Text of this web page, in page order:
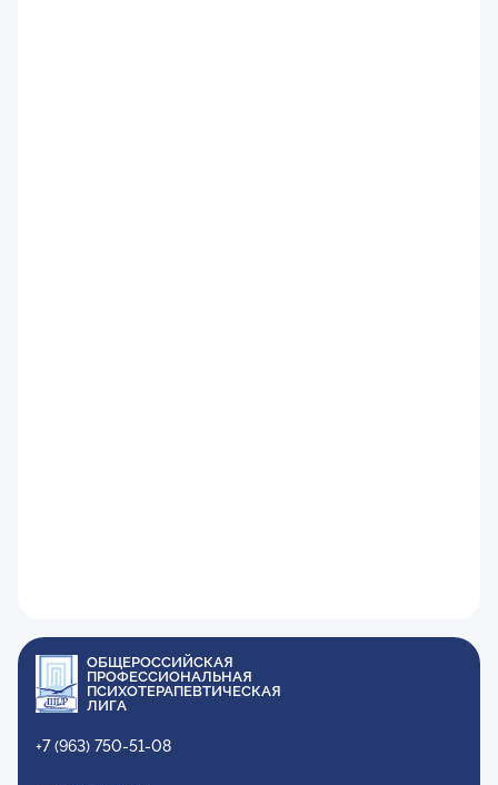
ОБЩЕРОССИЙСКАЯ
ПРОФЕССИОНАЛЬНАЯ
ПСИХОТЕРАПЕВТИЧЕСКАЯ
ЛИГА
+7 (963) 750-51-08